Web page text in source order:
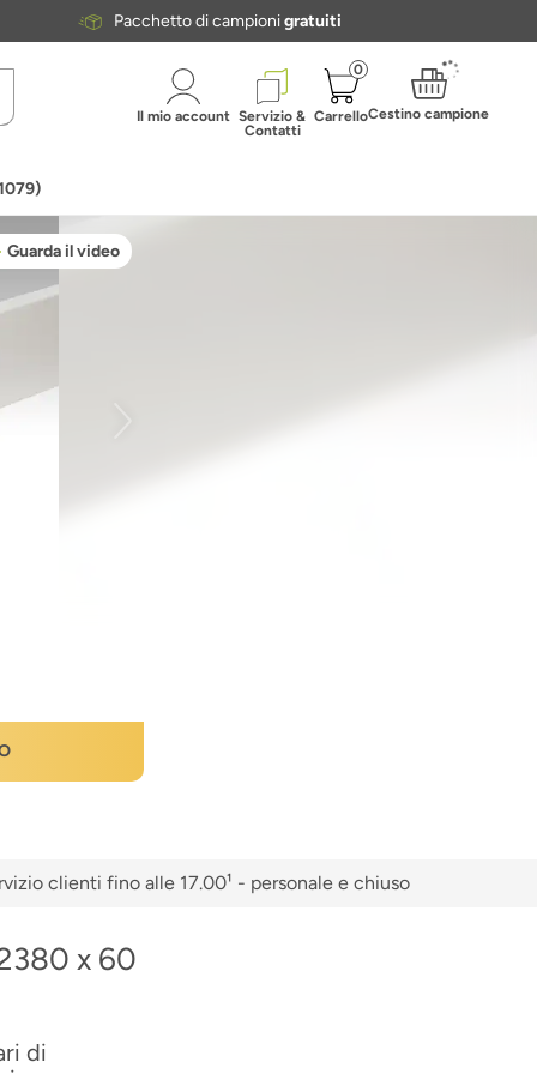
Pacchetto di campionigratuiti
Il mio account Servizio &
Contatti
0
CarrelloCestino campione
Guarda il video
clienti fino alle 17.00¹ - personale e chiuso
x 60
di